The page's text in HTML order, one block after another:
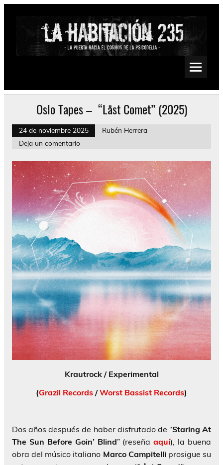
Saltar
Psychedelic, Stoner, Doom, Sludge, Fuzz, Space, Drone
Oslo Tapes – “Låst Comet” (2025)
24 de noviembre 2025
Rubén Herrera
Deja un comentario
Krautrock / Experimental
(Grazil Records /Worst Bassist Records)
Dos años después de haber disfrutado de “Staring At
The Sun Before Goin’ Blind” (reseñaaquí), la buena
obra del músico italiano Marco Campitelliprosigue su